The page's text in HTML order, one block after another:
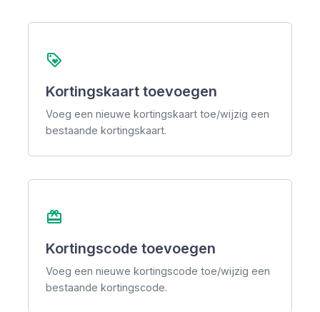
loyalty
Kortingskaart toevoegen
Voeg een nieuwe kortingskaart toe/wijzig een
bestaande kortingskaart.
redeem
Kortingscode toevoegen
Voeg een nieuwe kortingscode toe/wijzig een
bestaande kortingscode.